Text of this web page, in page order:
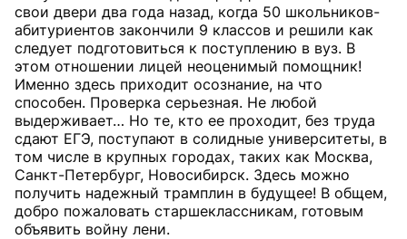
свои двери два года назад, когда 50 школьников-
абитуриентов закончили 9 классов и решили как
следует подготовиться к поступлению в вуз. В
этом отношении лицей неоценимый помощник!
Именно здесь приходит осознание, на что
способен. Проверка серьезная. Не любой
выдерживает… Но те, кто ее проходит, без труда
сдают ЕГЭ, поступают в солидные университеты, в
том числе в крупных городах, таких как Москва,
Санкт-Петербург, Новосибирск. Здесь можно
получить надежный трамплин в будущее! В общем,
добро пожаловать старшеклассникам, готовым
объявить войну лени.